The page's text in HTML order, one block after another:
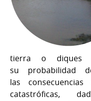
tierra o diques
su probabilidad
las